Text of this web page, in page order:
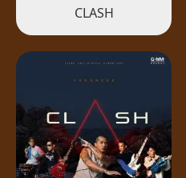
CLASH